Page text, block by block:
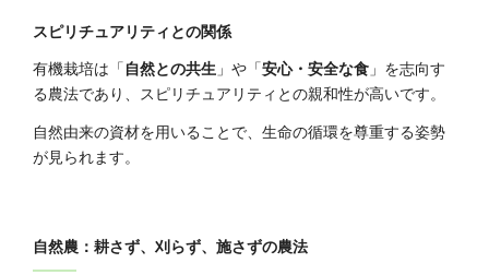
スピリチュアリティとの関係
有機栽培は「自然との共生 」や「安心・安全な食 」を志向す
る農法であり、スピリチュアリティとの親和性が高いです。
自然由来の資材を用いることで、生命の循環を尊重する姿勢
が見られます。
自然農：耕さず、刈らず、施さずの農法